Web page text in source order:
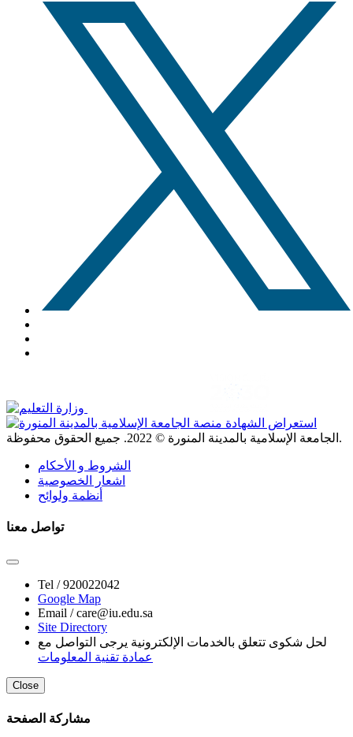
الجامعة الإسلامية بالمدينة المنورة © 2022 . جميع الحقوق محفوظة.
الشروط و الأحكام
اشعار الخصوصية
أنظمة ولوائح
تواصل معنا
Tel /920022042
Google Map
Email /care@iu.edu.sa
Site Directory
لحل شكوى تتعلق بالخدمات الإلكترونية يرجى التواصل مع
عمادة تقنية المعلومات
Close
مشاركة الصفحة